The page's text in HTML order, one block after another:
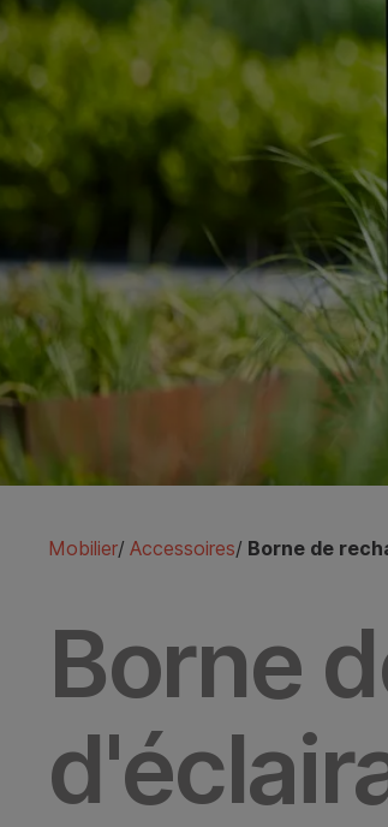
Mobilier/ Accessoires/ Borne de
Borne